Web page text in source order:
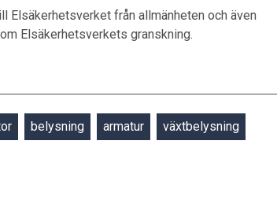
Elsäkerhetsverket från allmänheten och även
Elsäkerhetsverkets granskning.
belysning armatur växtbelysning